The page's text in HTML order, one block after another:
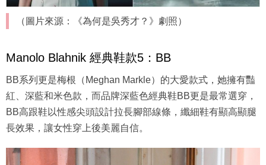
（圖片來源：《為何是吳秀才？》劇照）
Manolo Blahnik 經典鞋款5：BB
BB系列更是梅根（Meghan Markle）的大愛款式，她擁有豔
紅、深藍和米色款，而品牌深藍色經典鞋BB更是最常選穿，
BB高跟鞋以性感尖頭設計拉長腳部線條，纖細鞋有顯高顯腿
長效果，讓女性穿上後美麗自信。